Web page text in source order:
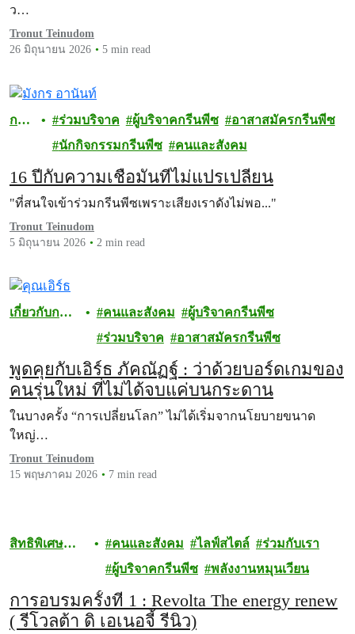
ว…
Tronut Teinudom
26 มิถุนายน 2026
5 min read
กรี
ร่วมบริจาค ผู้บริจาคกรีนพีซ
อาสาสมัครกรีนพีซ
นักกิจกรรมกรีนพีซ
คนและสังคม
16 ปีกับความเชื่อมั่นที่ไม่แปรเปลี่ยน
"ที่สนใจเข้าร่วมกรีนพีซเพราะเสียงเราดังไม่พอ..."
Tronut Teinudom
5 มิถุนายน 2026
2 min read
เกี่ยวกับการ
คนและสังคม
ผู้บริจาคกรีนพีซ
ร่วมบริจาค
อาสาสมัครกรีนพีซ
พูดคุยกับเอิร์ธ ภัคณัฏฐ์ : ว่าด้วยบอร์ดเกมของ
คนรุ่นใหม่ ที่ไม่ได้จบแค่บนกระดาน
ในบางครั้ง “การเปลี่ยนโลก” ไม่ได้เริ่มจากนโยบายขนาด
ใหญ่…
Tronut Teinudom
15 พฤษภาคม 2026
7 min read
สิทธิพิเศษ
คนและสังคม ไลฟ์สไตล์
ร่วมกับเรา
ผู้บริจาคกรีนพีซ
พลังงานหมุนเวียน
การอบรมครั้งที่ 1 : Revolta The energy renew
( รีโวลต้า ดิ เอเนอจี้ รีนิว)